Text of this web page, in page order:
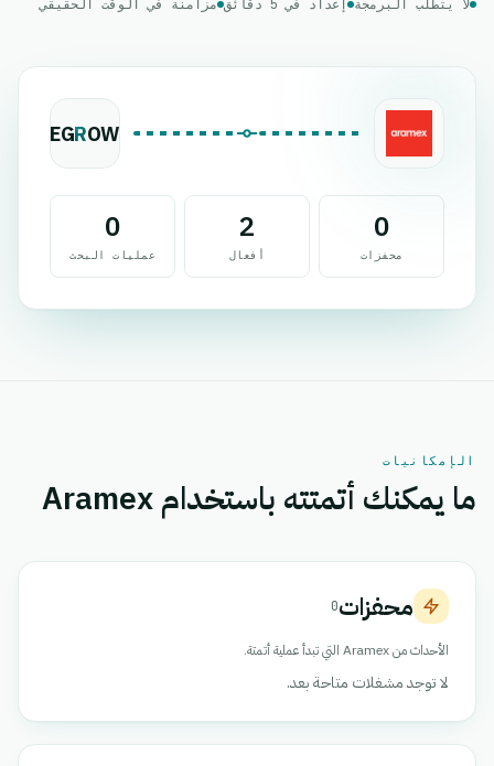
لا يتطلب البرمجة إعداد في 5 دقائق مزامنة في الوقت الحقيقي
EGROW
0
محفزات
2
أفعال
0
عمليات البحث
الإمكانيات
ما يمكنك أتمتته باستخدام Aramex
محفزات0
الأحداث من Aramex التي تبدأ عملية أتمتة.
لا توجد مشغلات متاحة بعد.